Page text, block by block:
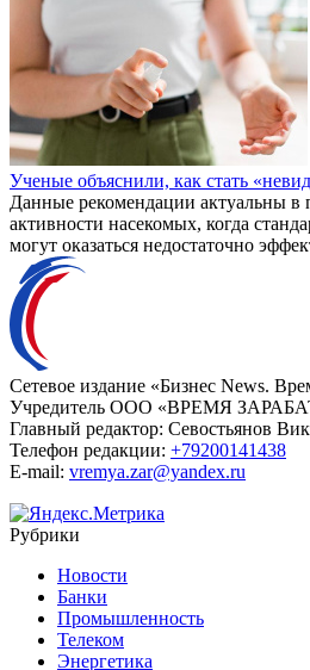
Ученые объяснили, как стать
Данные рекомендации актуальны в
активности насекомых, когда
могут оказаться недостаточно
Сетевое издание «Бизнес News.
Учредитель ООО «ВРЕМЯ
Главный редактор: Севостьянов
Телефон редакции: +79200141438
E-mail: vremya.zar@yandex.ru
Рубрики
Новости
Банки
Промышленность
Телеком
Энергетика